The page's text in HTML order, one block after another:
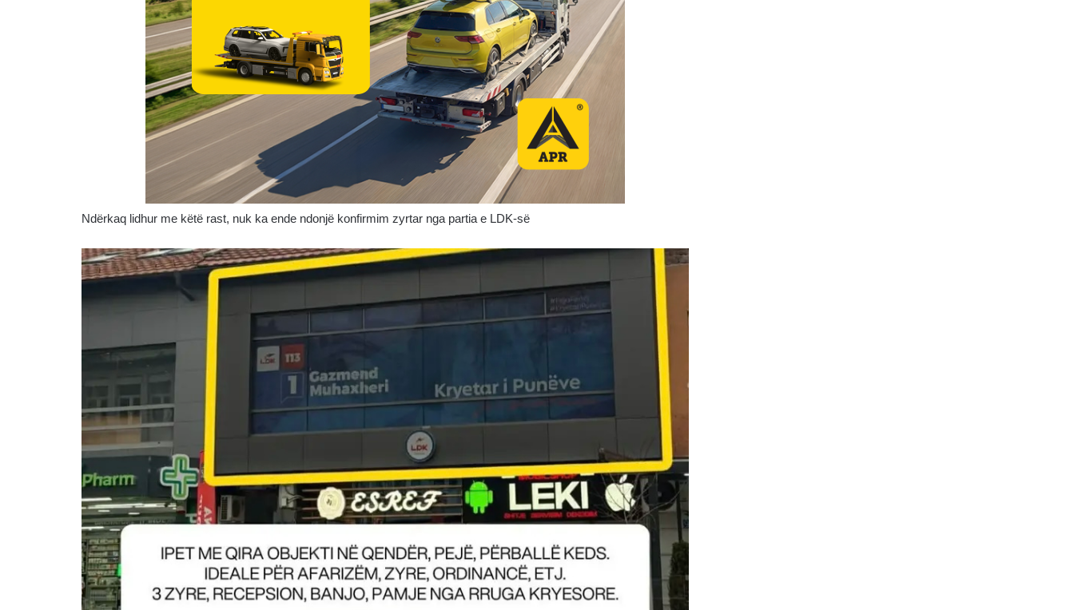
Ndërkaq lidhur me këtë rast, nuk ka ende ndonjë konfirmim zyrtar nga partia e LDK-së